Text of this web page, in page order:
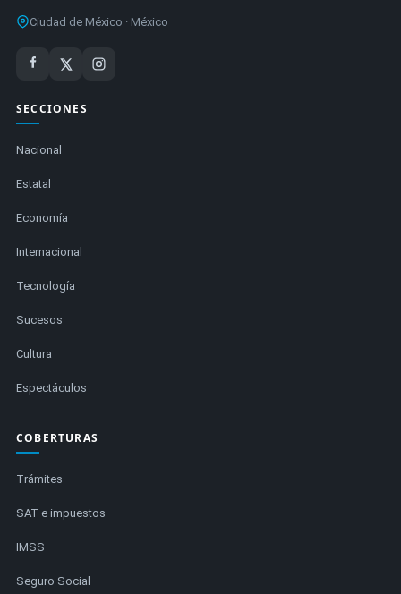
Ciudad de México · México
SECCIONES
Nacional
Estatal
Economía
Internacional
Tecnología
Sucesos
Cultura
Espectáculos
COBERTURAS
Trámites
SAT e impuestos
IMSS
Seguro Social